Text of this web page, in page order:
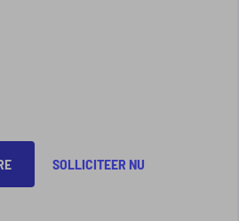
SOLLICITEER NU